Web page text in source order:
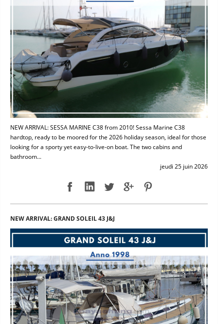
NEW ARRIVAL: SESSA MARINE C38 from 2010! Sessa Marine C38
hardtop, ready to be moored for the 2026 holiday season, ideal for those
looking for a sporty yet easy-to-live-on boat. The two cabins and
bathroom...
jeudi 25 juin 2026
NEW ARRIVAL: GRAND SOLEIL 43 J&J